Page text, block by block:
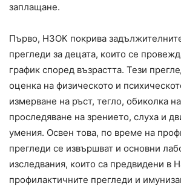
заплащане.
Първо, НЗОК покрива
прегледи за децата, които се
график според възрастта. Тези
оценка на физическото и
измерване на ръст, тегло, обиколка
проследяване на зрението, слуха и
умения. Освен това, по време на
прегледи се извършват и основни
изследвания, които са предвидени в
профилактичните прегледи и